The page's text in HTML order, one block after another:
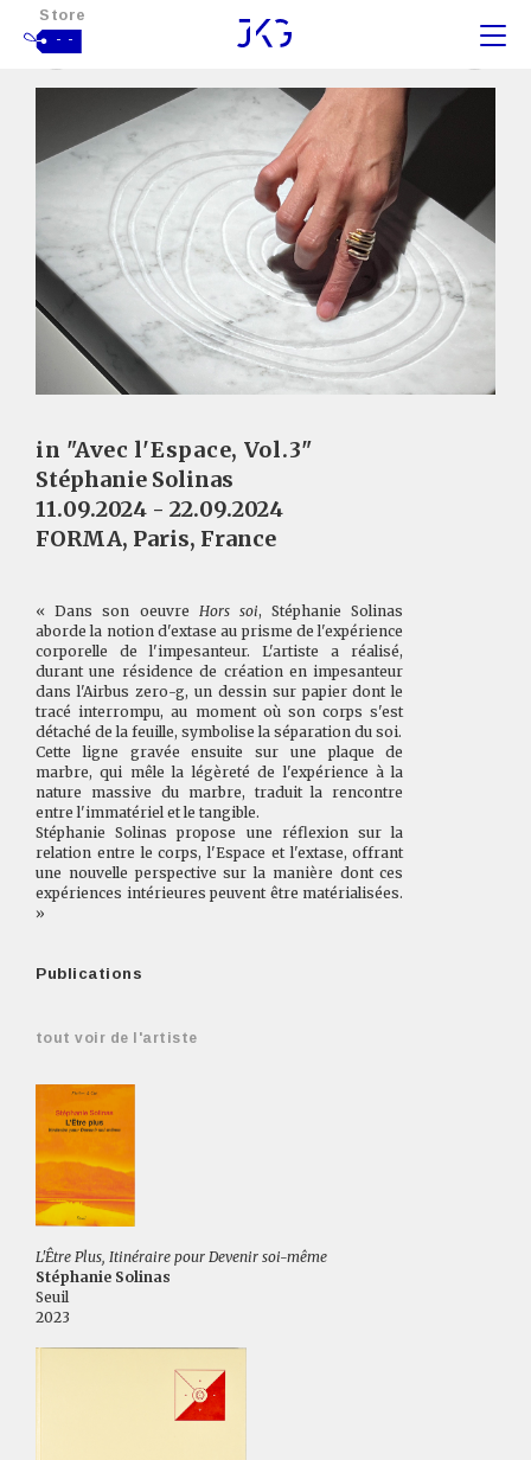
Store
- -
in "Avec l'Espace, Vol.3"
Stéphanie Solinas
11.09.2024 - 22.09.2024
FORMA, Paris, France
« Dans son oeuvre Hors soi, Stéphanie Solinas
aborde la notion d'extase au prisme de l'expérience
corporelle de l'impesanteur. L'artiste a réalisé,
durant une résidence de création en impesanteur
dans l'Airbus zero-g, un dessin sur papier dont le
tracé interrompu, au moment où son corps s'est
détaché de la feuille, symbolise la séparation du soi.
Cette ligne gravée ensuite sur une plaque de
marbre, qui mêle la légèreté de l'expérience à la
nature massive du marbre, traduit la rencontre
entre l'immatériel et le tangible.
Stéphanie Solinas propose une réflexion sur la
relation entre le corps, l'Espace et l'extase, offrant
une nouvelle perspective sur la manière dont ces
expériences intérieures peuvent être matérialisées.
»
Publications
tout voir de l'artiste
L'Être Plus, Itinéraire pour Devenir soi-même
Stéphanie Solinas
Seuil
2023